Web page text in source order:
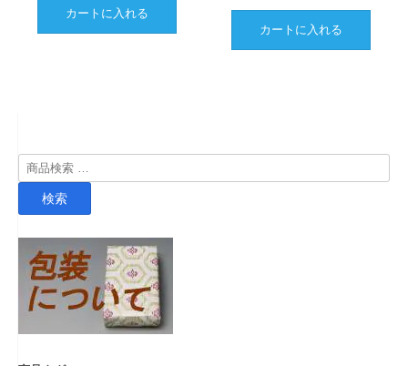
カートに入れる
カートに入れる
検
索
検索